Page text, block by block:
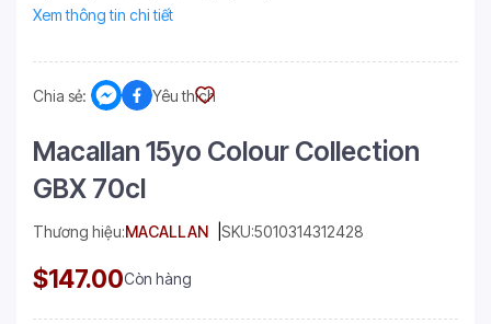
Xem thông tin chi tiết
Chia sẻ: Yêu thích
Macallan 15yo Colour Collection
GBX 70cl
Thương hiệu:MACALLAN SKU:5010314312428
$147.00Còn hàng